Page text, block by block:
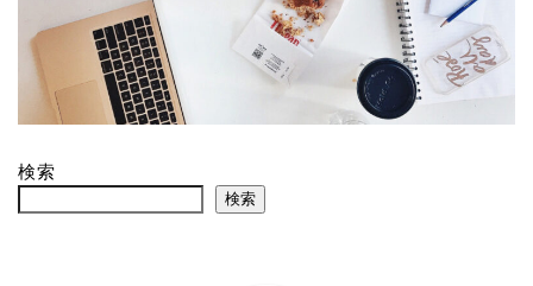
検索
検索